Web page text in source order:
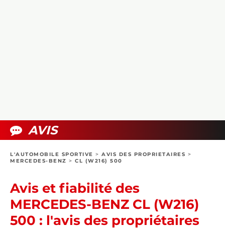
BOUTIQUE
AVIS
L'AUTOMOBILE SPORTIVE > AVIS DES PROPRIETAIRES >
MERCEDES-BENZ > CL (W216) 500
Avis et fiabilité des
MERCEDES-BENZ CL (W216)
500 : l'avis des propriétaires